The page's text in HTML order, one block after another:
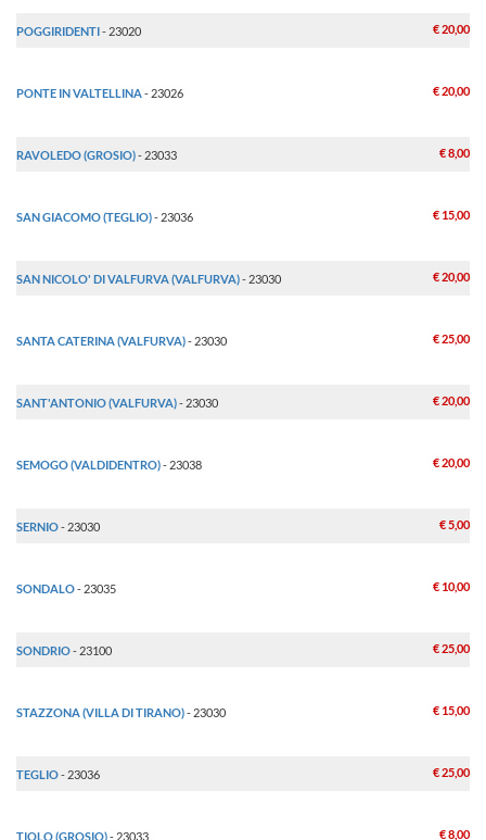
POGGIRIDENTI- 23020 € 20,00
PONTE IN VALTELLINA- 23026 € 20,00
RAVOLEDO (GROSIO)- 23033 € 8,00
SAN GIACOMO (TEGLIO)- 23036 € 15,00
SAN NICOLO' DI VALFURVA (VALFURVA)- 23030 € 20,00
SANTA CATERINA (VALFURVA)- 23030 € 25,00
SANT'ANTONIO (VALFURVA)- 23030 € 20,00
SEMOGO (VALDIDENTRO)- 23038 € 20,00
SERNIO- 23030 € 5,00
SONDALO- 23035 € 10,00
SONDRIO- 23100 € 25,00
STAZZONA (VILLA DI TIRANO)- 23030 € 15,00
TEGLIO- 23036 € 25,00
TIOLO (GROSIO)- 23033 € 8,00